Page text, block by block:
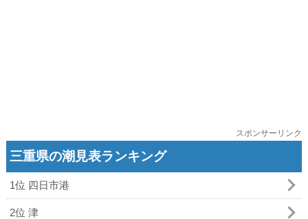
スポンサーリンク
三重県の潮見表ランキング
1位 四日市港
2位 津